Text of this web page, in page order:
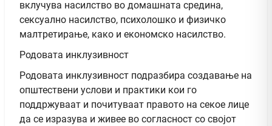
вклучува насилство во домашната средина,
сексуално насилство, психолошко и физичко
малтретирање, како и економско насилство.
Родовата инклузивност
Родовата инклузивност подразбира создавање на
општествени услови и практики кои го
поддржуваат и почитуваат правото на секое лице
да се изразува и живее во согласност со својот